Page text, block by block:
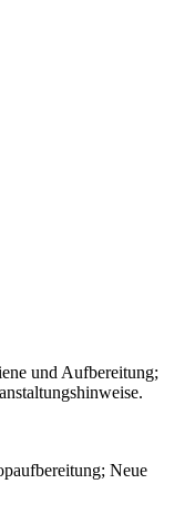
und Aufbereitung;
Neue